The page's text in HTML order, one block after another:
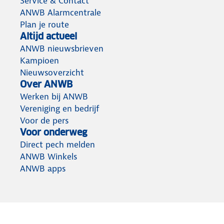
ANWB Alarmcentrale
Plan je route
Altijd actueel
ANWB nieuwsbrieven
Kampioen
Nieuwsoverzicht
Over ANWB
Werken bij ANWB
Vereniging en bedrijf
Voor de pers
Voor onderweg
Direct pech melden
ANWB Winkels
ANWB apps